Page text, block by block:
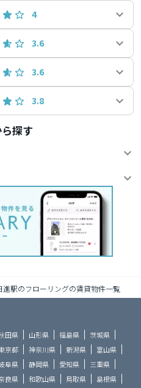
4
3.6
3.6
3.8
探す
進駅のフローリングの賃貸物件一覧
田県 山形県 福島県
茨城県
京都 神奈川県 新潟県
富山県
阜県 静岡県 愛知県
三重県
良県 和歌山県 鳥取県 島根県